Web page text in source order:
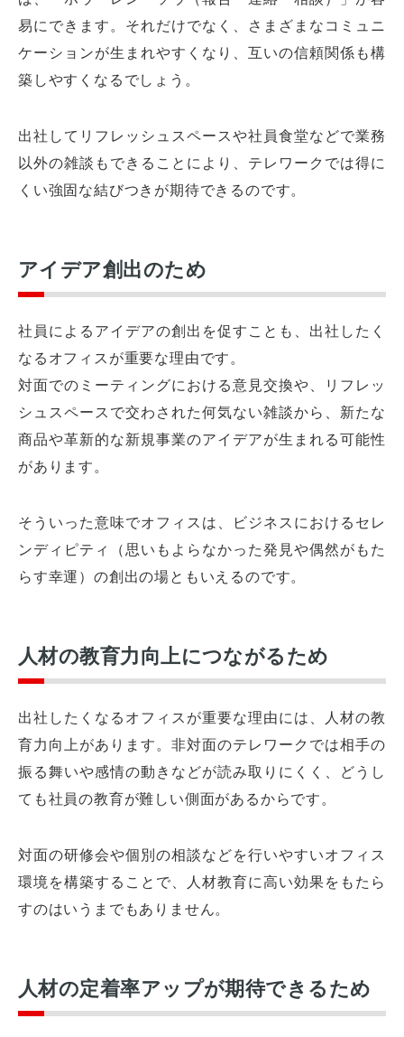
易にできます。それだけでなく、さまざまなコミュニ
ケーションが生まれやすくなり、互いの信頼関係も構
築しやすくなるでしょう。
出社してリフレッシュスペースや社員食堂などで業務
以外の雑談もできることにより、テレワークでは得に
くい強固な結びつきが期待できるのです。
アイデア創出のため
社員によるアイデアの創出を促すことも、出社したく
なるオフィスが重要な理由です。
対面でのミーティングにおける意見交換や、リフレッ
シュスペースで交わされた何気ない雑談から、新たな
商品や革新的な新規事業のアイデアが生まれる可能性
があります。
そういった意味でオフィスは、ビジネスにおけるセレ
ンディピティ（思いもよらなかった発見や偶然がもた
らす幸運）の創出の場ともいえるのです。
人材の教育力向上につながるため
出社したくなるオフィスが重要な理由には、人材の教
育力向上があります。非対面のテレワークでは相手の
振る舞いや感情の動きなどが読み取りにくく、どうし
ても社員の教育が難しい側面があるからです。
対面の研修会や個別の相談などを行いやすいオフィス
環境を構築することで、人材教育に高い効果をもたら
すのはいうまでもありません。
人材の定着率アップが期待できるため